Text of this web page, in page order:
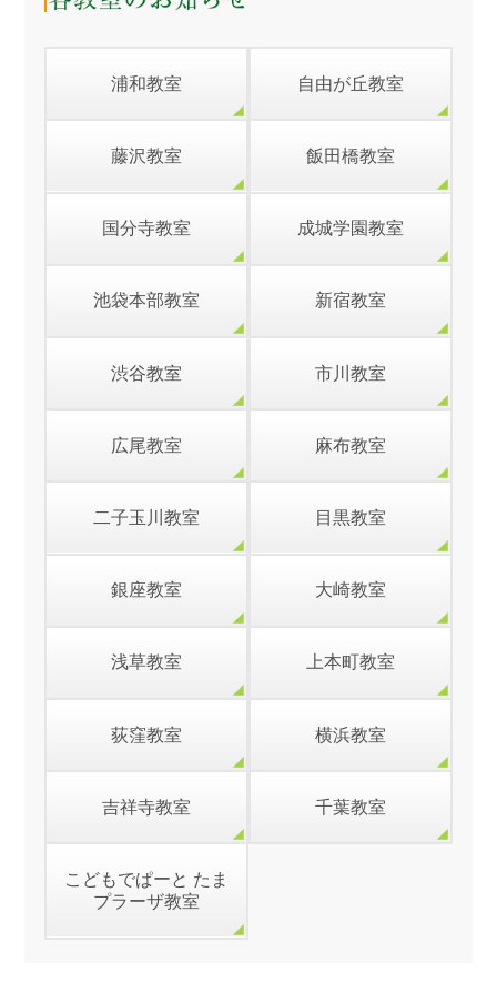
浦和教室 自由が丘教室
藤沢教室 飯田橋教室
国分寺教室 成城学園教室
池袋本部教室 新宿教室
渋谷教室 市川教室
広尾教室 麻布教室
二子玉川教室 目黒教室
銀座教室 大崎教室
浅草教室 上本町教室
荻窪教室 横浜教室
吉祥寺教室 千葉教室
こどもでぱーと たま
プラーザ教室